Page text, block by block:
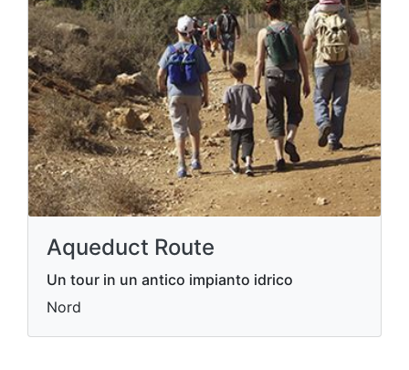
Aqueduct Route
Un tour in un antico impianto idrico
Nord